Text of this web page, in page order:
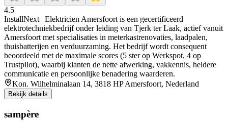
4.5
InstallNext | Elektricien Amersfoort is een gecertificeerd
elektrotechniekbedrijf onder leiding van Tjerk ter Laak, actief vanuit
Amersfoort met specialisaties in meterkastrenovaties, laadpalen,
thuisbatterijen en verduurzaming. Het bedrijf wordt consequent
beoordeeld met de maximale scores (5 ster op Werkspot, 4 op
Trustpilot), waarbij klanten de nette afwerking, vakkennis, heldere
communicatie en persoonlijke benadering waarderen.
Kon. Wilhelminalaan 14, 3818 HP Amersfoort, Nederland
Bekijk details
sampère